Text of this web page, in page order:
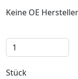
Keine OE
Stück